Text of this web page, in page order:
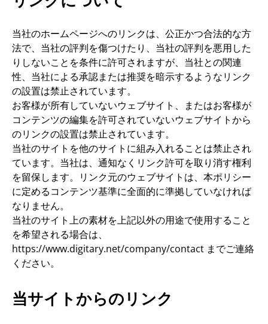
当社のホームページへのリンクは、公正かつ合法的な方
法で、当社の評判を傷つけたり、当社の評判を悪用した
りしないことを条件に許可されますが、当社との関連
性、当社による承認または推奨を暗示するようなリンク
の設置は禁止されています。
お客様が所有していないウェブサイト、またはお客様が
コンテンツの編集を許可されていないウェブサイトから
のリンクの設置は禁止されています。
当社のサイトを他のサイトに組み入れることは禁止され
ています。当社は、通知なくリンク許可を取り消す権利
を留保します。リンク元のウェブサイトは、本ポリシー
に定めるコンテンツ基準に全面的に準拠していなければ
なりません。
当社のサイト上の素材を上記以外の用途で使用すること
を希望される場合は、
https://www.digitary.net/company/contact までご連絡
ください。
当サイトからのリンク